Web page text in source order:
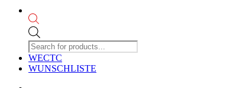
search
WECTC
WUNSCHLISTE